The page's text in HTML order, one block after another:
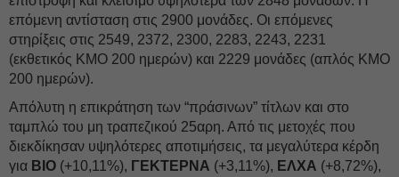
επόμενη αντίσταση στις 2900 μονάδες. Οι επόμενες
στηρίξεις στις 2549, 2372, 2300, 2283, 2243, 2231
(εκθετικός ΚΜΟ 200 ημερών) και 2229 μονάδες (απλός ΚΜΟ
200 ημερών).
Απόλυτη η επικράτηση των “πράσινων” τίτλων και στο
ταμπλώ του μη τραπεζικού 25αρη. Από τις μετοχές που
διεκδίκησαν υψηλότερες αποτιμήσεις, τα μεγαλύτερα κέρδη
για ΒΙΟ (+10,11%), ΓΕΚΤΕΡΝΑ (+3,11%), ΕΛΧΑ (+8,72%),